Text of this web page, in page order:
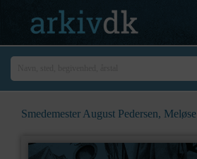
Smedemester August Pedersen, Meløse